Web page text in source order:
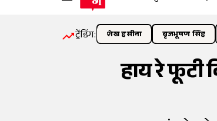
ट्रेंडिंग: शेख हसीना बृजभूषण सिंह
हाय रे फूटी